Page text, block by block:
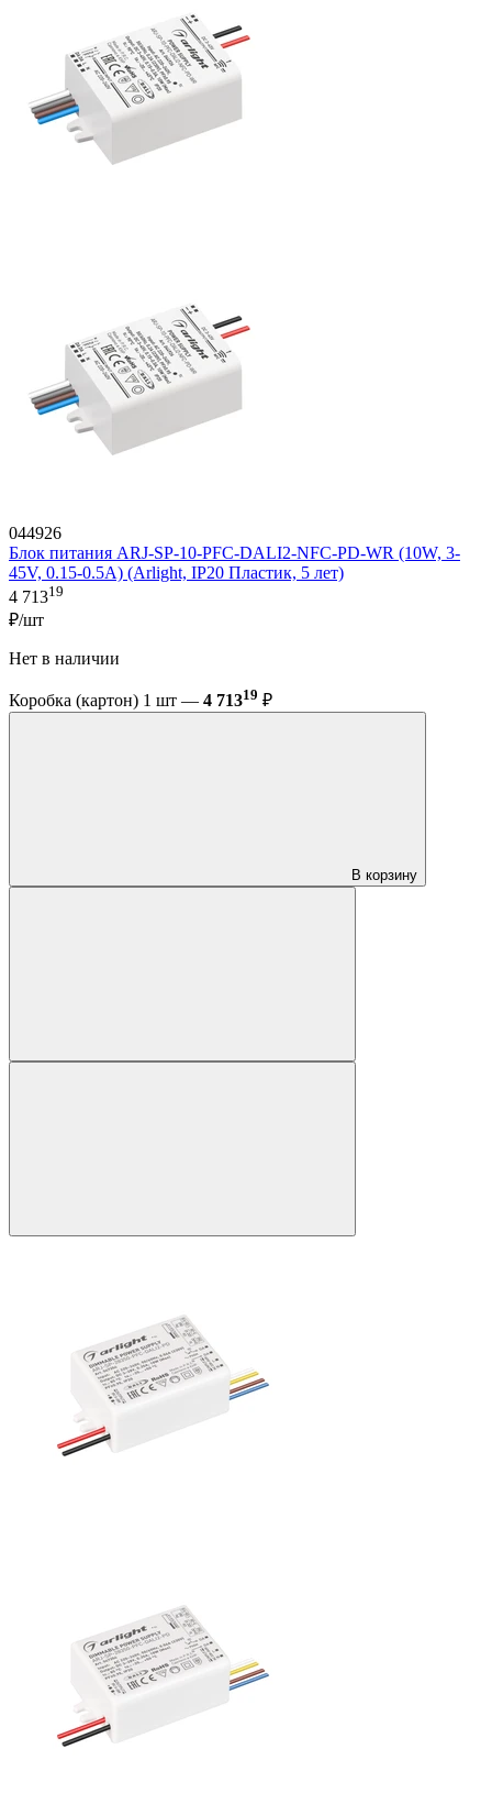
044926
Блок питания ARJ-SP-10-PFC-DALI2-NFC-PD-WR (10W, 3-
45V, 0.15-0.5A) (Arlight, IP20 Пластик, 5 лет)
4 71319
₽/шт
Нет в наличии
Коробка (картон) 1 шт — 4 71319 ₽
В корзину